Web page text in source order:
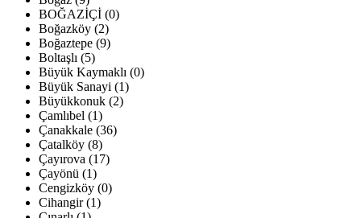
BOĞAZİÇİ (0)
Boğazköy (2)
Boğaztepe (9)
Boltaşlı (5)
Büyük Kaymaklı (0)
Büyük Sanayi (1)
Büyükkonuk (2)
Çamlıbel (1)
Çanakkale (36)
Çatalköy (8)
Çayırova (17)
Çayönü (1)
Cengizköy (0)
Cihangir (1)